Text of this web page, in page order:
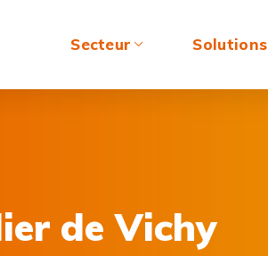
Secteur Solutions
de Vichy